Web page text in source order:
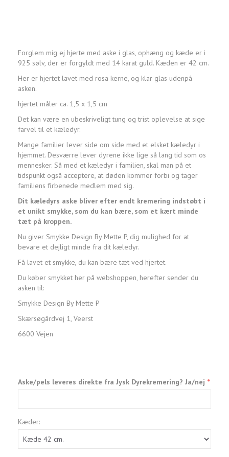
Forglem mig ej hjerte med aske i glas, ophæng og kæde er i
925 sølv, der er forgyldt med 14 karat guld. Kæden er 42 cm.
Her er hjertet lavet med rosa kerne, og klar glas udenpå
asken.
hjertet måler ca. 1,5 x 1,5 cm
Det kan være en ubeskriveligt tung og trist oplevelse at sige
farvel til et kæledyr.
Mange familier lever side om side med et elsket kæledyr i
hjemmet. Desværre lever dyrene ikke lige så lang tid som os
mennesker. Så med et kæledyr i familien, skal man på et
tidspunkt også acceptere, at døden kommer forbi og tager
familiens firbenede medlem med sig.
Dit kæledyrs aske bliver efter endt kremering indstøbt i
et unikt smykke, som du kan bære, som et kært minde
tæt på kroppen.
Nu giver Smykke Design By Mette P, dig mulighed for at
bevare et dejligt minde fra dit kæledyr.
Få lavet et smykke, du kan bære tæt ved hjertet.
Du køber smykket her på webshoppen, herefter sender du
asken til:
Smykke Design By Mette P
Skærsøgårdvej 1, Veerst
6600 Vejen
Aske/pels leveres direkte fra Jysk Dyrekremering? Ja/nej
Kæder: